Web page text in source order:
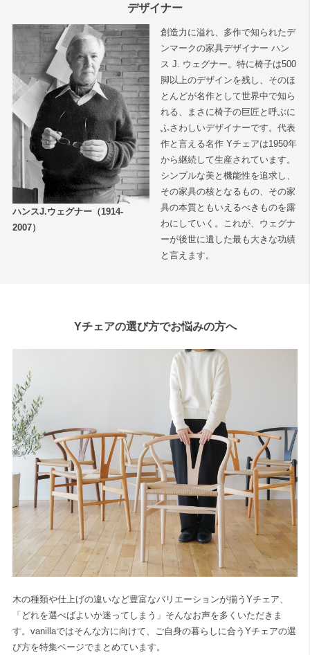
デザイナー
ハンスJ.ウェグナー（1914-
2007）
創造力に溢れ、多作で知られたデ
ンマークの家具デザイナー ハン
ス J. ウェグナー。特に椅子は500
脚以上のデザインを残し、そのほ
とんどが名作として世界中で知ら
れる、まさに椅子の巨匠と呼ぶに
ふさわしいデザイナーです。代表
作と言える名作 Yチェアは1950年
から継続して生産されています。
シンプルな美と機能性を追求し、
その家具の核となるもの、その家
具の本質ともいえるべきものを露
わにしていく。これが、ウェグナ
ーが後世に遺した最も大きな功績
と言えます。
Yチェアの選び方でお悩みの方へ
木の種類や仕上げの違いなど豊富なバリエーションが揃うYチェア、
「どれを選べばよいか迷ってしまう」そんなお声を多くいただきま
す。vanillaではそんな方に向けて、ご自身の暮らしに合うYチェアの選
び方を特集ページでまとめています。